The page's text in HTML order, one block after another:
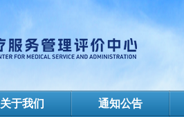
关于我们 通知公告